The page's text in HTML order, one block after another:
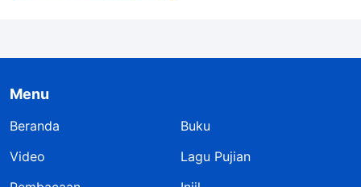
Menu
Beranda
Buku
Video
Lagu Pujian